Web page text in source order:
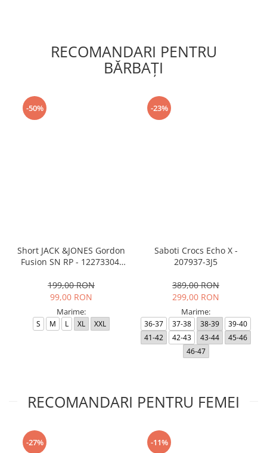
RECOMANDARI PENTRU
BĂRBAŢI
-50%
Short JACK &JONES Gordon
Fusion SN RP - 12273304-
199,00 RON
99,00 RON
Marime:
S M L XL XXL
-23%
Saboti Crocs Echo X -
207937-3J5
389,00 RON
299,00 RON
Marime:
36-37 37-38 38-39
39-40
41-42
42-43 43-44
45-46
46-47
RECOMANDARI PENTRU FEMEI
-27% -11%